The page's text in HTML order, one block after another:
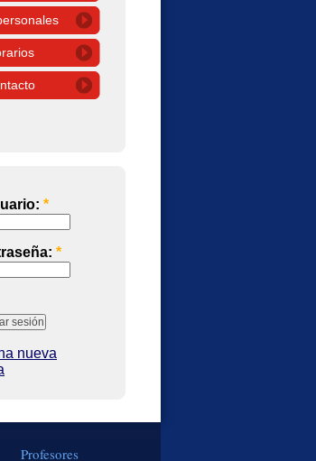
*
*
nueva
Profesores